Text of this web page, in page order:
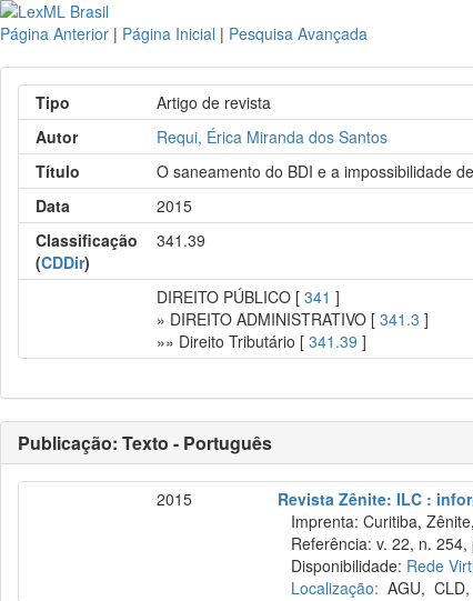
Página Anterior | Página Inicial | Pesquisa Avançada
Tipo
Artigo de revista
Autor
Requi, Érica Miranda dos Santos
Título
O saneamento do BDI e a impossibilidade
Data
2015
Classificação
(CDDir)
341.39
DIREITO PÚBLICO [341 ]
» DIREITO ADMINISTRATIVO [341.3 ]
»» Direito Tributário [341.39 ]
Publicação: Texto - Português
2015
Revista Zênite: ILC :
Imprenta: Curitiba,
Referência: v. 22, n.
Disponibilidade: Rede
Localização: AGU,CLD